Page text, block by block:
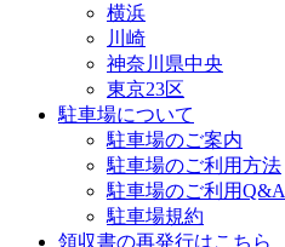
横浜
川崎
神奈川県中央
東京23区
駐車場について
駐車場のご案内
駐車場のご利用方法
駐車場のご利用Q&A
駐車場規約
領収書の再発行はこちら